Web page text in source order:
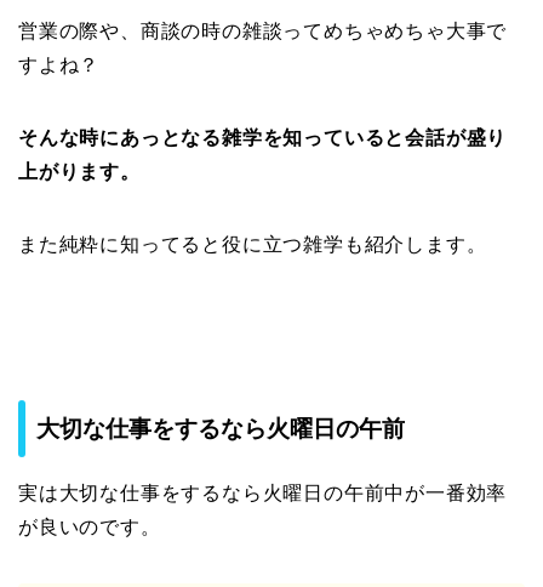
営業の際や、商談の時の雑談ってめちゃめちゃ大事で
すよね？
そんな時にあっとなる雑学を知っていると会話が盛り
上がります。
また純粋に知ってると役に立つ雑学も紹介します。
大切な仕事をするなら火曜日の午前
実は大切な仕事をするなら火曜日の午前中が一番効率
が良いのです。